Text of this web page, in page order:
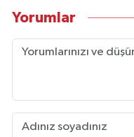
Yorumlar